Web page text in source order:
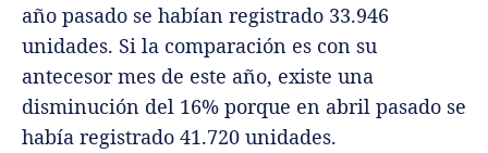
año pasado se habían registrado 33.946
unidades. Si la comparación es con su
antecesor mes de este año, existe una
disminución del 16% porque en abril pasado se
había registrado 41.720 unidades.